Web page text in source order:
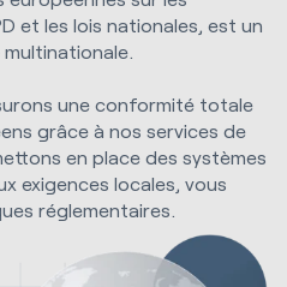
et les lois nationales, est un
une conformité totale
grâce à nos services de
en place des systèmes
exigences locales, vous
réglementaires.